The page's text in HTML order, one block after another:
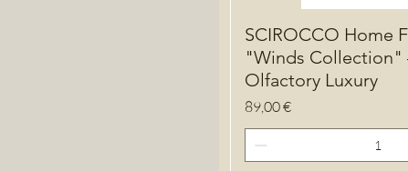
SCIROCCO Home
"Winds Collection"
Olfactory Luxury
Precio
89,00 €